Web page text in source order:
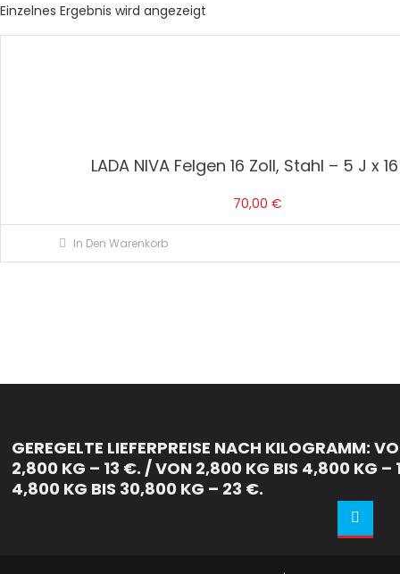
Einzelnes Ergebnis wird angezeigt
LADA NIVA Felgen 16 Zoll, Stahl – 5 J x
70,00 €
In Den Warenkorb
GEREGELTE LIEFERPREISE NACH KILOGRAMM:
2,800 KG – 13 €. / VON 2,800 KG BIS 4,800 KG –
4,800 KG BIS 30,800 KG – 23 €.